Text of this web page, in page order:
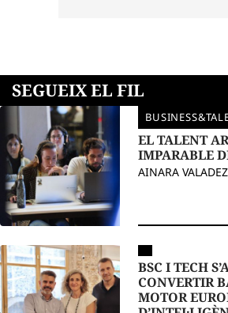
SEGUEIX EL FIL
EL TALENT
IMPARABLE
AINARA
BSC I TECH
CONVERTIR
MOTOR